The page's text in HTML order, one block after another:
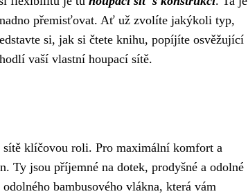
přemisťovat. Ať už zvolíte jakýkoli typ,
si, jak si čtete knihu, popíjíte osvěžující
vaší vlastní houpací sítě.
klíčovou roli. Pro maximální komfort a
Ty jsou příjemné na dotek, prodyšné a odolné
bambusového vlákna, která vám